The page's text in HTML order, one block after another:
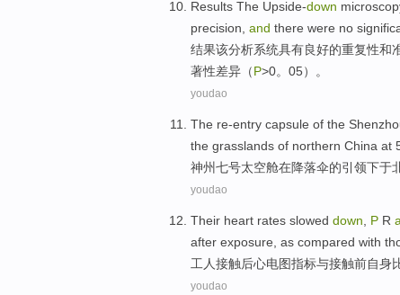
Results The Upside-down
precision and there were no
结果该分析系统具有良好的重复性和
著性差异 （P>0。05）。
youdao
The re-entry capsule of the
the grasslands of northern China at
神州七号太空舱在降落伞的引领下于
youdao
Their heart rates slowed down P R
after exposure , as compared with
工人接触后心电图指标与接触前自身
youdao